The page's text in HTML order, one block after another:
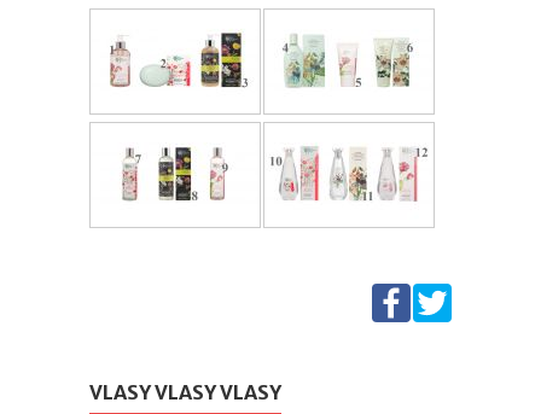
VLASY VLASY VLASY